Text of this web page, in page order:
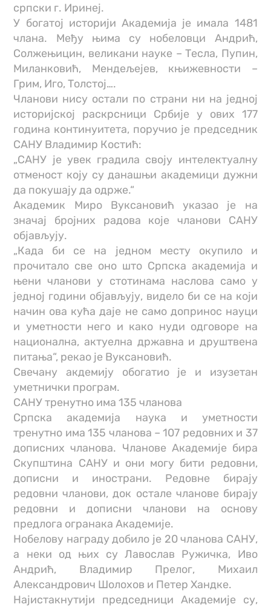
српски г. Иринеј.
У богатој историји Академија је имала 1481
члана. Међу њима су нобеловци Андрић,
Солжењицин, великани науке – Тесла, Пупин,
Миланковић, Мендељејев, књижевности –
Грим, Иго, Толстој….
Чланови нису остали по страни ни на једној
историјској раскрсници Србије у ових 177
година континуитета, поручио је председник
САНУ Владимир Костић:
„САНУ је увек градила своју интелектуалну
отменост коју су данашњи академици дужни
да покушају да одрже.“
Академик Миро Вуксановић указао је на
значај бројних радова које чланови САНУ
објављују.
„Када би се на једном месту окупило и
прочитало све оно што Српска академија и
њени чланови у стотинама наслова само у
једној години објављују, видело би се на који
начин ова кућа даје не само допринос науци
и уметности него и како нуди одговоре на
национална, актуелна државна и друштвена
питања“, рекао је Вуксановић.
Свечану акдемију обогатио је и изузетан
уметнички програм.
САНУ тренутно има 135 чланова
Српска академија наука и уметности
тренутно има 135 чланова – 107 редовних и 37
дописних чланова. Чланове Академије бира
Скупштина САНУ и они могу бити редовни,
дописни и инострани. Редовне бирају
редовни чланови, док остале чланове бирају
редовни и дописни чланови на основу
предлога огранака Академије.
Нобелову награду добило је 20 чланова САНУ,
а неки од њих су Лавослав Ружичка, Иво
Андрић, Владимир Прелог, Михаил
Александрович Шолохов и Петер Хандке.
Најистакнутији председници Академије су,